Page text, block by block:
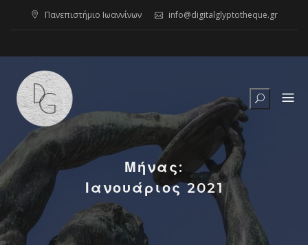
Πανεπιστήμιο Ιωαννίνων info@digitalglyptotheque.gr
Μήνας:
Ιανουάριος 2021